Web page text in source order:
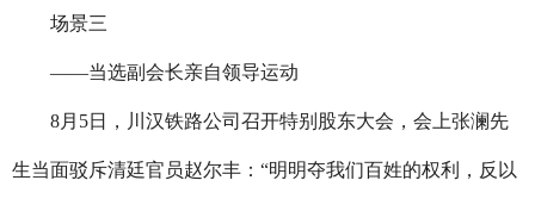
场景三
——当选副会长亲自领导运动
8月 5日，川汉铁路公司召开特别股东大会，会上张澜先
生当面驳斥清廷官员赵尔丰：“明明夺我们百姓的权利，反以